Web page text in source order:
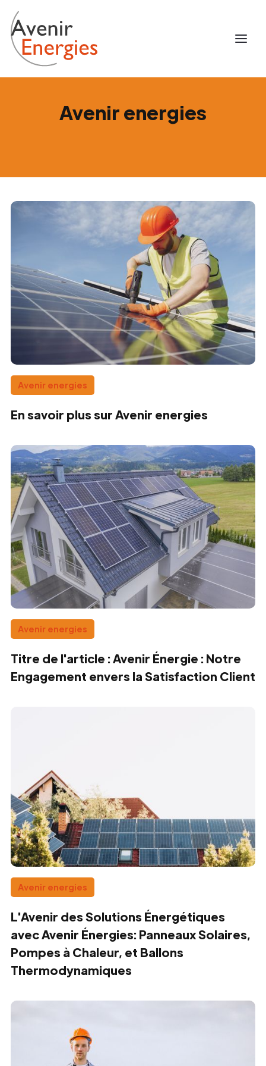
Avenir energies
Avenir energies
En savoir plus sur Avenir energies
Avenir energies
Titre de l'article : Avenir Énergie : Notre
Engagement envers la Satisfaction Client
Avenir energies
L'Avenir des Solutions Énergétiques
avec Avenir Énergies: Panneaux Solaires,
Pompes à Chaleur, et Ballons
Thermodynamiques